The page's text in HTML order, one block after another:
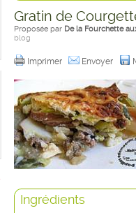
Gratin de
Proposée par De la Fourchette
blog
Imprimer Envoyer
Ingrédients